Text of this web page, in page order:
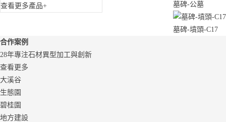
查看更多產品+
墓碑-公墓
墓碑-墳頭-C17
合作案例
28年專注石材異型加工與創新
查看更多
大溪谷
生態園
碧桂園
地方建設